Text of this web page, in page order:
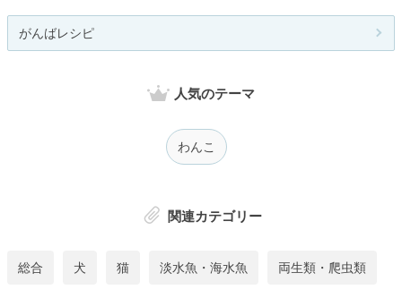
がんばレシピ
人気のテーマ
わんこ
関連カテゴリー
総合 犬 猫 淡水魚・海水魚 両生類・爬虫類